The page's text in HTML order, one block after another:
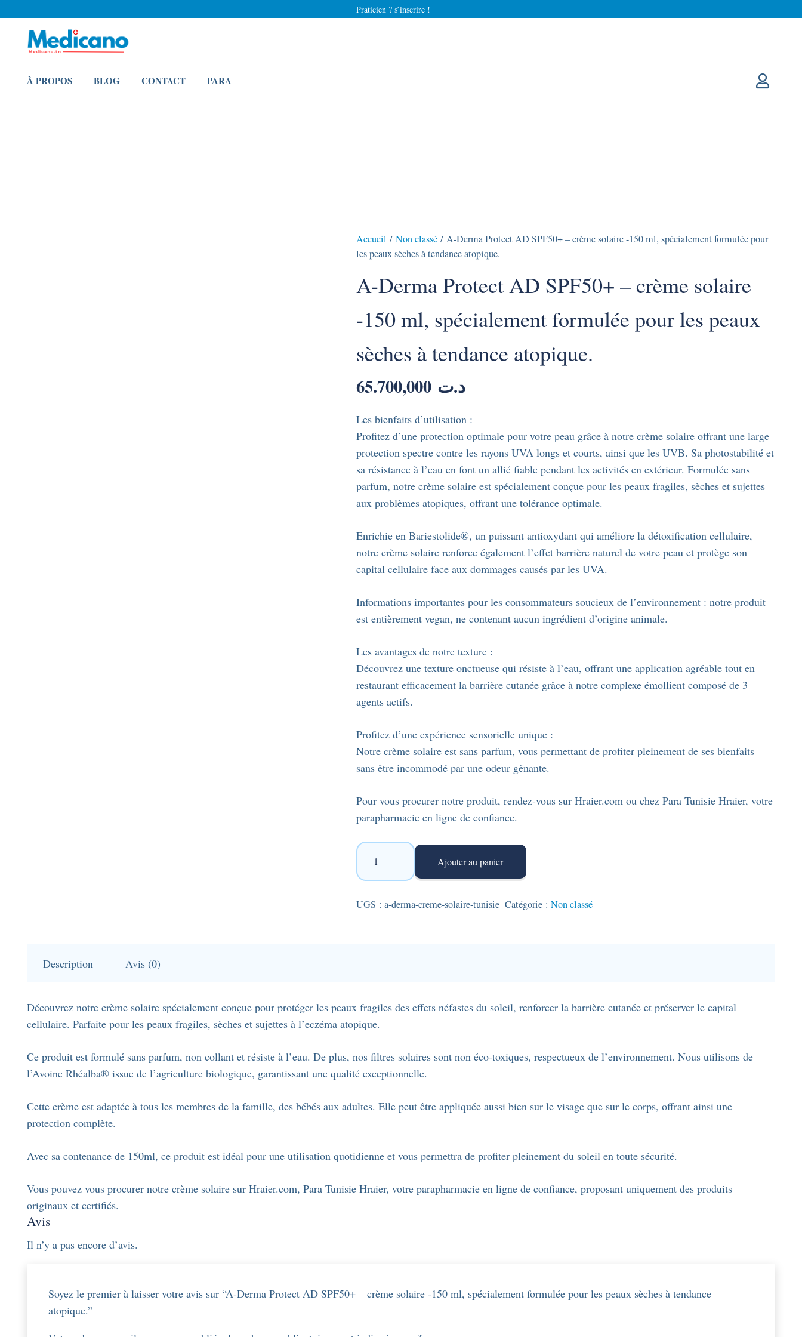
Praticien ? s’inscrire !
À PROPOS BLOG CONTACT PARA
Accueil / Non classé/ A-Derma Protect AD SPF50+ – crème solaire -150 ml, spécialement formulée pour
les peaux sèches à tendance atopique.
A-Derma Protect AD SPF50+ – crème solaire
-150 ml, spécialement formulée pour les peaux
sèches à tendance atopique.
د.ت 65.700,000
Les bienfaits d’utilisation :
Profitez d’une protection optimale pour votre peau grâce à notre crème solaire offrant une large
protection spectre contre les rayons UVA longs et courts, ainsi que les UVB. Sa photostabilité et
sa résistance à l’eau en font un allié fiable pendant les activités en extérieur. Formulée sans
parfum, notre crème solaire est spécialement conçue pour les peaux fragiles, sèches et sujettes
aux problèmes atopiques, offrant une tolérance optimale.
Enrichie en Bariestolide®, un puissant antioxydant qui améliore la détoxification cellulaire,
notre crème solaire renforce également l’effet barrière naturel de votre peau et protège son
capital cellulaire face aux dommages causés par les UVA.
Informations importantes pour les consommateurs soucieux de l’environnement : notre produit
est entièrement vegan, ne contenant aucun ingrédient d’origine animale.
Les avantages de notre texture :
Découvrez une texture onctueuse qui résiste à l’eau, offrant une application agréable tout en
restaurant efficacement la barrière cutanée grâce à notre complexe émollient composé de 3
agents actifs.
Profitez d’une expérience sensorielle unique :
Notre crème solaire est sans parfum, vous permettant de profiter pleinement de ses bienfaits
sans être incommodé par une odeur gênante.
Pour vous procurer notre produit, rendez-vous sur Hraier.com ou chez Para Tunisie Hraier, votre
parapharmacie en ligne de confiance.
quantité
A-
Derma
-150
ml,
spécialement
formulée
les
à
atopique.
Ajouter au panier
UGS : a-derma-creme-solaire-tunisie Catégorie :Non classé
Description Avis (0)
Découvrez notre crème solaire spécialement conçue pour protéger les peaux fragiles des effets néfastes du soleil, renforcer la barrière cutanée et préserver le capital
cellulaire. Parfaite pour les peaux fragiles, sèches et sujettes à l’eczéma atopique.
Ce produit est formulé sans parfum, non collant et résiste à l’eau. De plus, nos filtres solaires sont non éco-toxiques, respectueux de l’environnement. Nous utilisons de
l’Avoine Rhéalba® issue de l’agriculture biologique, garantissant une qualité exceptionnelle.
Cette crème est adaptée à tous les membres de la famille, des bébés aux adultes. Elle peut être appliquée aussi bien sur le visage que sur le corps, offrant ainsi une
protection complète.
Avec sa contenance de 150ml, ce produit est idéal pour une utilisation quotidienne et vous permettra de profiter pleinement du soleil en toute sécurité.
Vous pouvez vous procurer notre crème solaire sur Hraier.com, Para Tunisie Hraier, votre parapharmacie en ligne de confiance, proposant uniquement des produits
originaux et certifiés.
Avis
Il n’y a pas encore d’avis.
Soyez le premier à laisser votre avis sur “A-Derma Protect AD SPF50+ – crème solaire -150 ml, spécialement formulée pour les peaux sèches à tendance
atopique.”